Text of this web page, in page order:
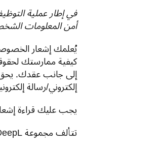
أمن المعلومات
إلكتروني/رسالة
يجب عليك قراءة
تتألف مجموعة DeepL من كيانات قانونية مختلفة، وهي: